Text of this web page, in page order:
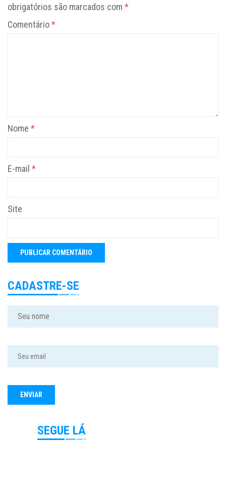
obrigatórios são marcados com *
Comentário*
Nome *
E-mail *
Site
CADASTRE-SE
SEGUE LÁ